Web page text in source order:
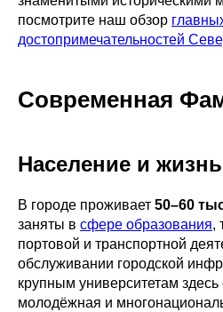
посмотрите наш обзор
достопримечательностей
Современная
Население и жизнь
В городе проживает 50–60
заняты в сфере образования,
портовой и транспортной
обслуживании городской
крупным университетам
молодёжная и